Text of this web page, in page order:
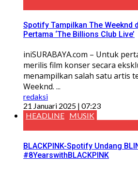
Spotify Tampilkan The Weeknd
Pertama ‘The Billions Club Live’
iniSURABAYA.com – Untuk
merilis film konser secara
menampilkan salah satu artis
Weeknd. ...
redaksi
21 Januari 2025 | 07:23
HEADLINE MUSIK
BLACKPINK-Spotify Undang
#8YearswithBLACKPINK